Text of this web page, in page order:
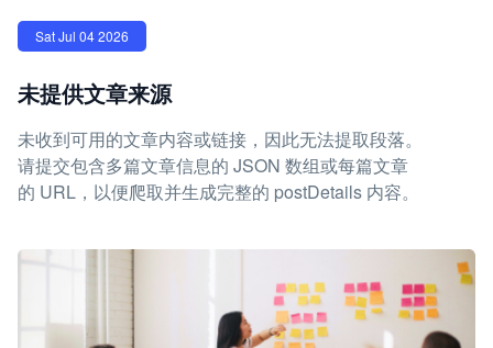
Sat Jul 04 2026
未提供文章来源
未收到可用的文章内容或链接，因此无法提取段落。
请提交包含多篇文章信息的 JSON 数组或每篇文章
的 URL，以便爬取并生成完整的 postDetails 内容。